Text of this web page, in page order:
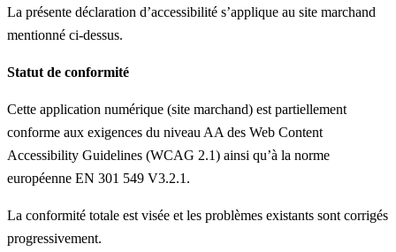
La présente déclaration d’accessibilité s’applique au site marchand
mentionné ci-dessus.
Statut de conformité
Cette application numérique (site marchand) est partiellement
conforme aux exigences du niveau AA des Web Content
Accessibility Guidelines (WCAG 2.1) ainsi qu’à la norme
européenne EN 301 549 V3.2.1.
La conformité totale est visée et les problèmes existants sont corrigés
progressivement.